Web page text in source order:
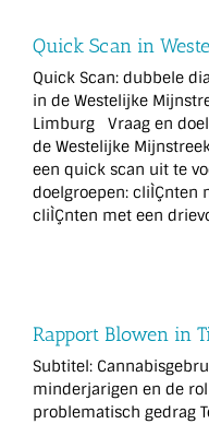
Quick Scan in
Quick Scan: dubbele
in de Westelijke
Limburg Vraag en
de Westelijke
een quick scan uit te
doelgroepen: cliÌÇnten
cliÌÇnten met een
Rapport Blowen in
Subtitel:
minderjarigen en de
problematisch gedrag